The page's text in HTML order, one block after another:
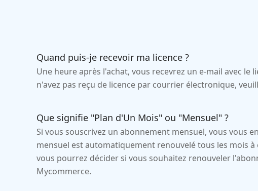
Quand puis-je recevoir ma licence ?
Une heure après l'achat, vous recevrez un e-mail avec
n'avez pas reçu de licence par courrier électronique,
Que signifie "Plan d'Un Mois" ou "Mensuel" ?
Si vous souscrivez un abonnement mensuel, vous vous
mensuel est automatiquement renouvelé tous les mois
vous pourrez décider si vous souhaitez renouveler
Mycommerce.